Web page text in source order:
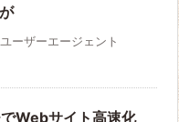
ーザーエージェント
Webサイト高速化